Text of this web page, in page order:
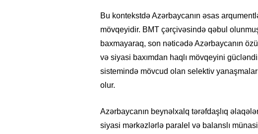
Bu kontekstdə Azərbaycanın əsas
mövqeyidir. BMT çərçivəsində qəbul
baxmayaraq, son nəticədə Azərbaycanın
və siyasi baxımdan haqlı mövqeyini
sistemində mövcud olan selektiv
olur.
Azərbaycanın beynəlxalq tərəfdaşlıq
siyasi mərkəzlərlə paralel və balanslı